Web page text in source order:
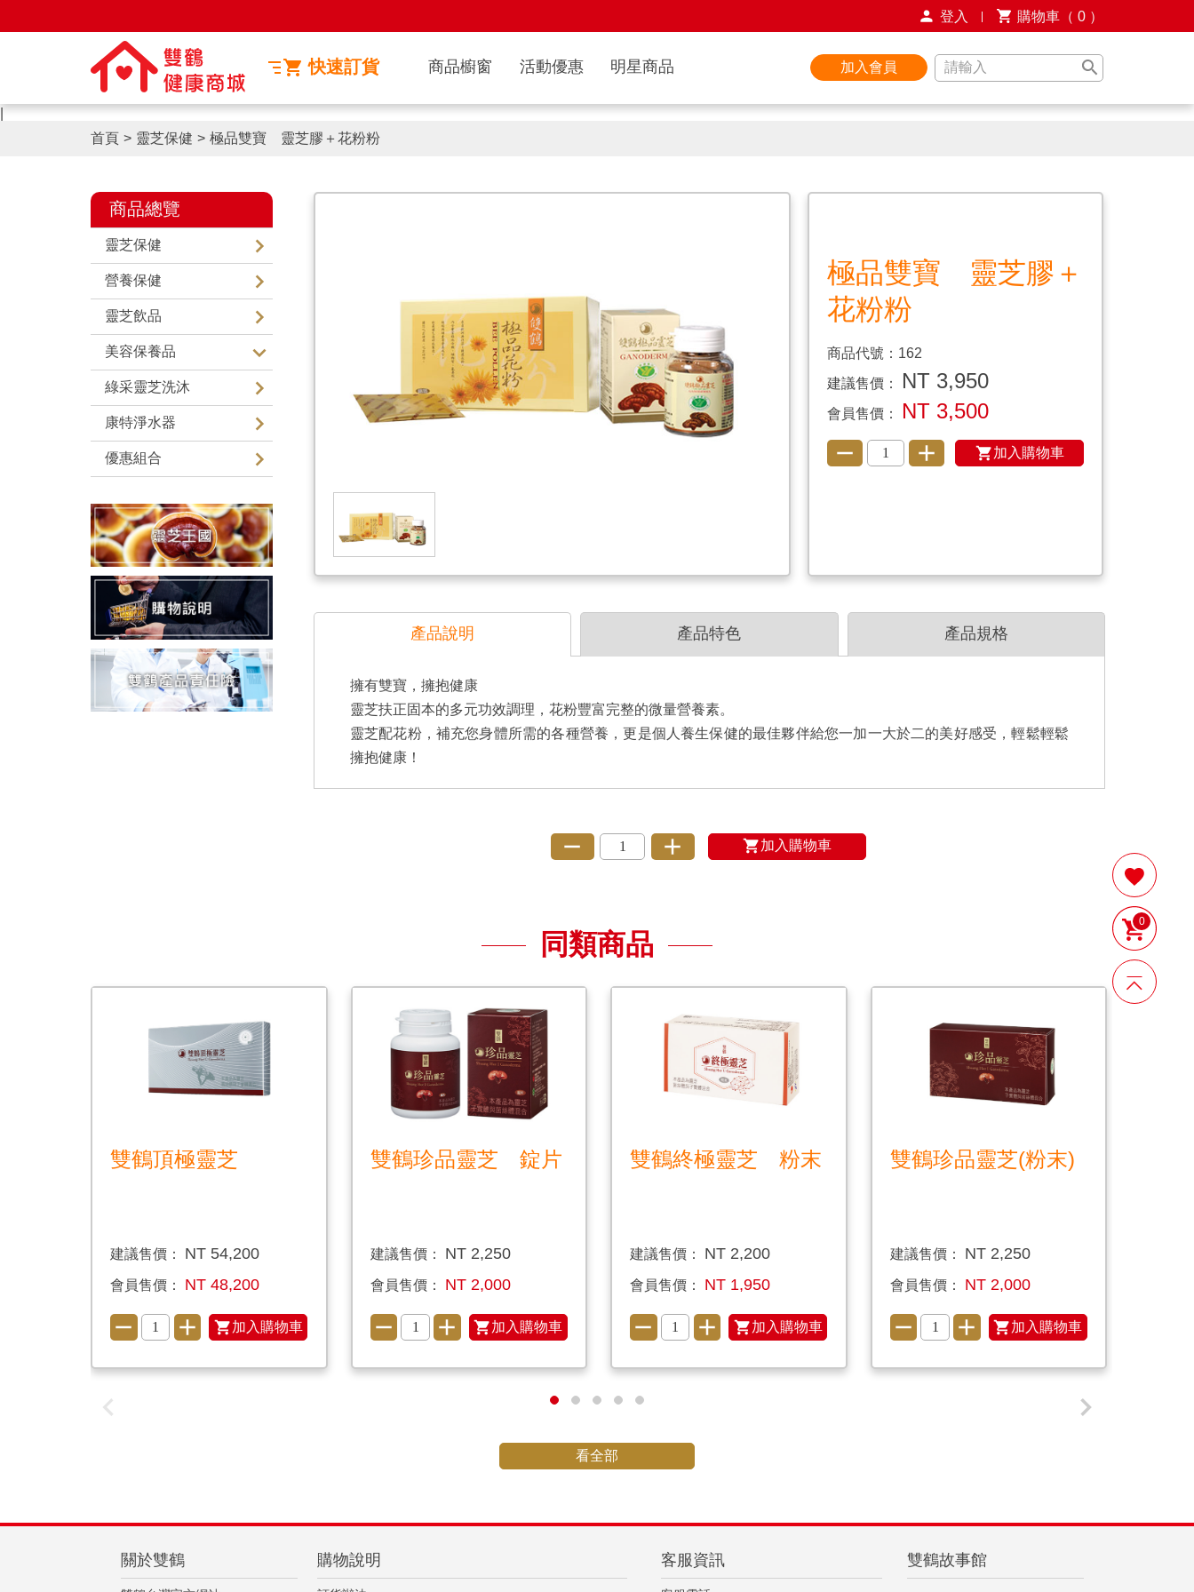
登入 購物車（ 0 ）
快速訂貨 加入會員
商品櫥窗 活動優惠 明星商品
0
首頁 > 靈芝保健 > 極品雙寶 靈芝膠＋花粉粉
商品總覽
靈芝保健
營養保健
靈芝飲品
美容保養品
綠采靈芝洗沐
康特淨水器
優惠組合
極品雙寶 靈芝膠＋
花粉粉
商品代號：162
建議售價： NT 3,950
會員售價： NT 3,500
加入購物車
產品說明 產品特色 產品規格
擁有雙寶，擁抱健康
靈芝扶正固本的多元功效調理，花粉豐富完整的微量營養素。
靈芝配花粉，補充您身體所需的各種營養，更是個人養生保健的最佳夥伴給您一加一大於二的美好感受，輕鬆輕鬆
擁抱健康！
加入購物車
同類商品
雙鶴頂極靈芝
建議售價： NT 54,200
會員售價： NT 48,200
加入購物車
雙鶴珍品靈芝 錠片
建議售價： NT 2,250
會員售價： NT 2,000
加入購物車
雙鶴終極靈芝 粉末
建議售價： NT 2,200
會員售價： NT 1,950
加入購物車
雙鶴珍品靈芝(粉末)
建議售價： NT 2,250
會員售價： NT 2,000
加入購物車
看全部
關於雙鶴 購物說明 客服資訊 雙鶴故事館